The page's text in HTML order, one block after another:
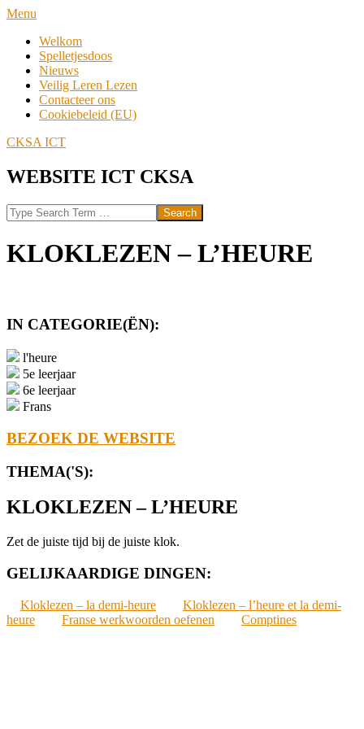
Skip
content
Navigation
Menu
Welkom
Spelletjesdoos
Nieuws
Veilig Leren Lezen
Contacteer ons
Cookiebeleid (EU)
CKSA ICT
WEBSITE ICT CKSA
Search
KLOKLEZEN – L’HEURE
IN CATEGORIE(ËN):
l'heure
5e leerjaar
6e leerjaar
Frans
BEZOEK DE WEBSITE
THEMA('S):
KLOKLEZEN – L’HEURE
Zet de juiste tijd bij de juiste klok.
GELIJKAARDIGE DINGEN:
Kloklezen – la demi-heure
Kloklezen – l’heure et la demi-
heure
Franse werkwoorden oefenen Comptines